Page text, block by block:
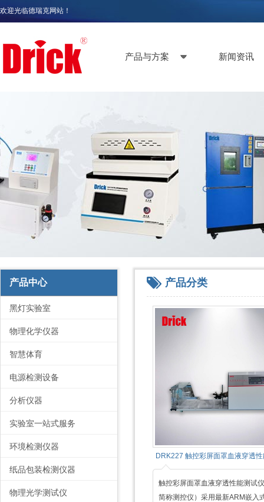
欢迎光临德瑞克网站！
产品与方案 新闻资讯
产品中心
黑灯实验室
物理化学仪器
智慧体育
电源检测设备
分析仪器
实验室一站式服务
环境检测仪器
纸品包装检测仪器
物理光学测试仪
产品分类
DRK227 触控彩屏面罩血液穿透
触控彩屏面罩血液穿透性能测试
简称测控仪）采用最新ARM嵌入